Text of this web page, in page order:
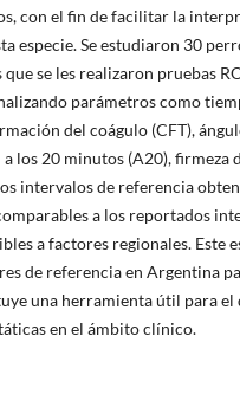
con el fin de facilitar la
especie. Se estudiaron 30
que se les realizaron pruebas
parámetros como
del coágulo (CFT),
los 20 minutos (A20), firmeza
intervalos de referencia
a los reportados
a factores regionales. Este
de referencia en Argentina
una herramienta útil para el
en el ámbito clínico.